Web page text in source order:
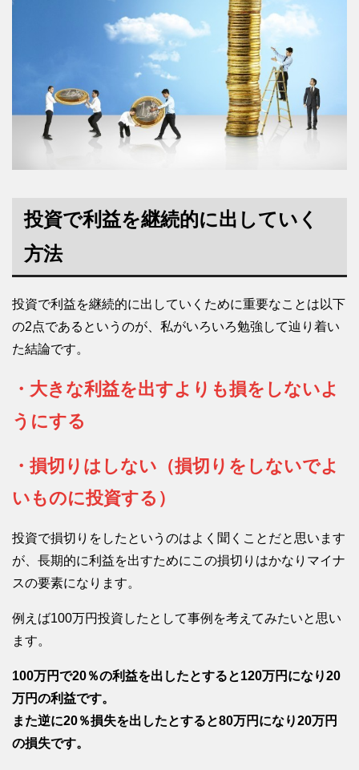
投資で利益を継続的に出していく
方法
投資で利益を継続的に出していくために重要なことは以下
の2点であるというのが、私がいろいろ勉強して辿り着い
た結論です。
・大きな利益を出すよりも損をしないよ
うにする
・損切りはしない（損切りをしないでよ
いものに投資する）
投資で損切りをしたというのはよく聞くことだと思います
が、長期的に利益を出すためにこの損切りはかなりマイナ
スの要素になります。
例えば100万円投資したとして事例を考えてみたいと思い
ます。
100万円で20％の利益を出したとすると120万円になり20
万円の利益です。
また逆に20％損失を出したとすると80万円になり20万円
の損失です。